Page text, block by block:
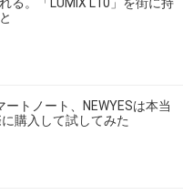
トノート、NEWYESは本当
購入して試してみた